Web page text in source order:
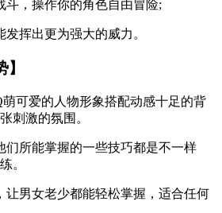
斗，操作你的角色自由冒险;
挥出更为强大的威力。
可爱的人物形象搭配动感十足的背
刺激的氛围。
们所能掌握的一些技巧都是不一样
。
让男女老少都能轻松掌握，适合任何